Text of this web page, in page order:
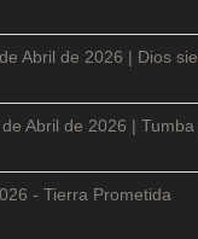
Abril de 2026 | Dios
Abril de 2026 |
- Tierra Prometida